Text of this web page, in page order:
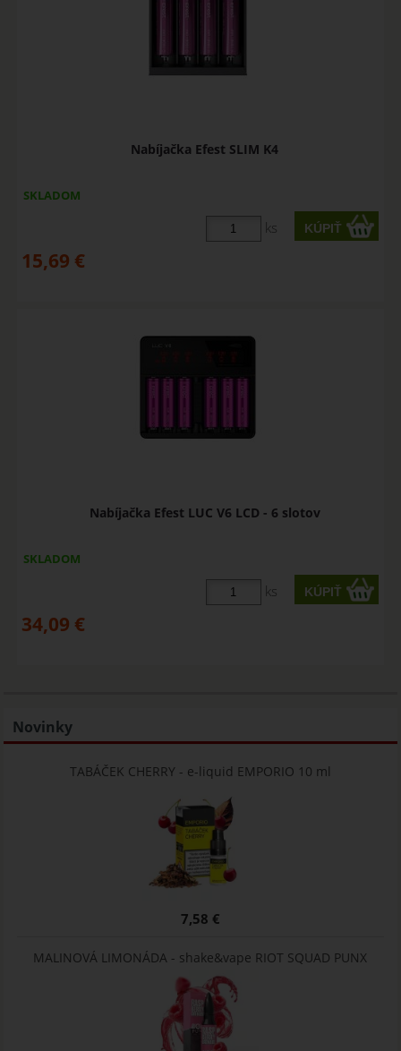
Nabíjačka Efest SLIM K4
SKLADOM
ks
15,69 €
Nabíjačka Efest LUC V6 LCD - 6 slotov
SKLADOM
ks
34,09 €
Novinky
TABÁČEK CHERRY - e-liquid EMPORIO 10 ml
7,58 €
MALINOVÁ LIMONÁDA - shake&vape RIOT SQUAD PUNX